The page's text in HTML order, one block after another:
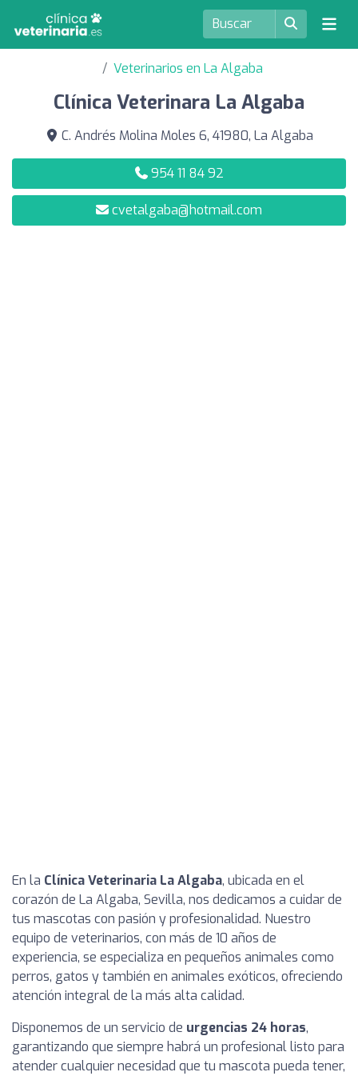
Veterinarios en La Algaba
Clínica Veterinara La Algaba
C. Andrés Molina Moles 6, 41980, La Algaba
954 11 84 92
cvetalgaba@hotmail.com
En la Clínica Veterinaria La Algaba, ubicada en el
corazón de La Algaba, Sevilla, nos dedicamos a cuidar de
tus mascotas con pasión y profesionalidad. Nuestro
equipo de veterinarios, con más de 10 años de
experiencia, se especializa en pequeños animales como
perros, gatos y también en animales exóticos, ofreciendo
atención integral de la más alta calidad.
Disponemos de un servicio de urgencias 24 horas,
garantizando que siempre habrá un profesional listo para
atender cualquier necesidad que tu mascota pueda tener,